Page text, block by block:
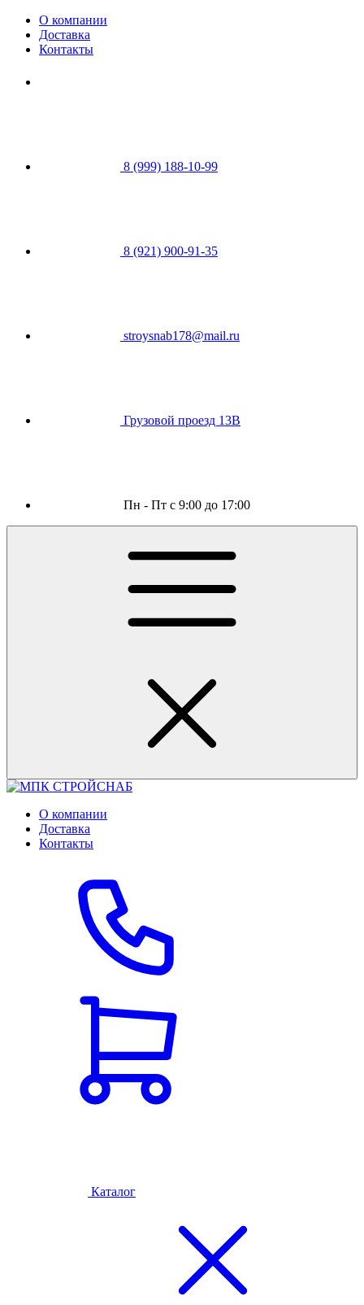
О компании
Доставка
Контакты
8 (999) 188-10-99
8 (921) 900-91-35
stroysnab178@mail.ru
Грузовой проезд 13В
Пн - Пт с 9:00 до 17:00
О компании
Доставка
Контакты
Каталог